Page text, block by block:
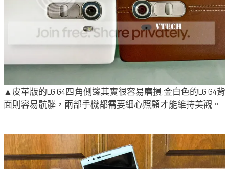
▲皮革版的LG G4四角側邊其實很容易磨損;金白色的LG G4背
面則容易骯髒，兩部手機都需要細心照顧才能維持美觀。